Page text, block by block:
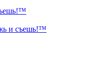
и съешь!™